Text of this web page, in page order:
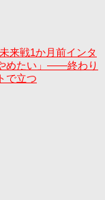
来戦1か月前インタ
めたい」――終わり
で立つ